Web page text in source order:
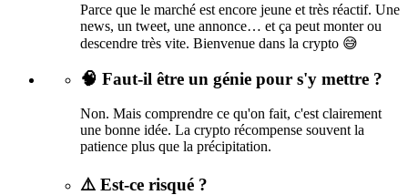
Parce que le marché est encore jeune et très réactif. Une
news, un tweet, une annonce… et ça peut monter ou
descendre très vite. Bienvenue dans la crypto 😅
🧠 Faut-il être un génie pour s'y mettre ?
Non. Mais comprendre ce qu'on fait, c'est clairement
une bonne idée. La crypto récompense souvent la
patience plus que la précipitation.
⚠️ Est-ce risqué ?